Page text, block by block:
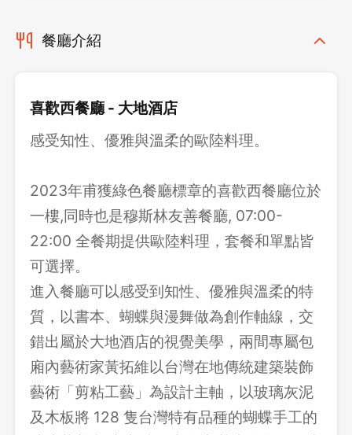
餐廳介紹
喜歡西餐廳 - 大地酒店
感受知性、優雅與溫柔的歐陸料理。
2023年甫獲綠色餐廳標章的喜歡西餐廳位於
一樓,同時也是穆斯林友善餐廳, 07:00-
22:00 全餐期提供歐陸料理，套餐和單點皆
可選擇。
進入餐廳可以感受到知性、優雅與溫柔的特
質，以書本、蝴蝶與漫舞做為創作軸線，交
錯出屬於大地酒店的視覺美學，兩間專屬包
廂內藝術家黃拓維以台灣在地傳統建築裝飾
藝術「剪粘工藝」為設計主軸，以玻璃灰泥
及木板將 128 隻台灣特有品種的蝴蝶手工的